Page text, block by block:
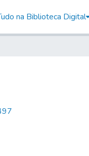
na Biblioteca Digital